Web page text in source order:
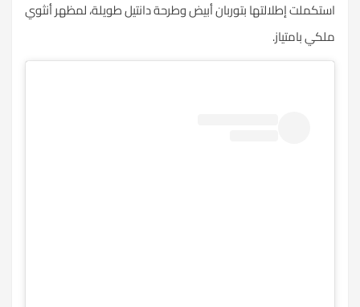
استكملت إطلالتها بتوربان أبيض وطرحة دانتيل طويلة، لمظهر أنثوي
ملكي بامتياز.